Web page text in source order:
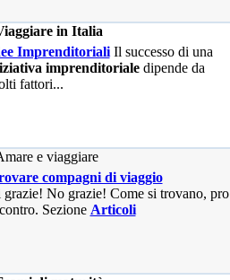
ImprenditorialiIl successo di una
imprenditorialedipende da
fattori...
compagni di viaggio
grazie! No grazie! Come si trovano, pro
Sezione Articoli